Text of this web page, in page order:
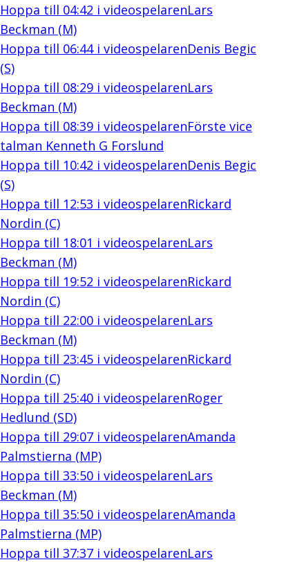
Hoppa till 04:42 i videospelarenLars
Beckman (M)
Hoppa till 06:44i videospelarenDenis Begic
(S)
Hoppa till 08:29i videospelarenLars
Beckman (M)
Hoppa till 08:39i videospelarenFörste vice
talman Kenneth G Forslund
Hoppa till 10:42 i videospelarenDenis Begic
(S)
Hoppa till 12:53 i videospelarenRickard
Nordin (C)
Hoppa till 18:01 i videospelarenLars
Beckman (M)
Hoppa till 19:52 i videospelarenRickard
Nordin (C)
Hoppa till 22:00i videospelarenLars
Beckman (M)
Hoppa till 23:45i videospelarenRickard
Nordin (C)
Hoppa till 25:40i videospelarenRoger
Hedlund (SD)
Hoppa till 29:07i videospelarenAmanda
Palmstierna (MP)
Hoppa till 33:50i videospelarenLars
Beckman (M)
Hoppa till 35:50i videospelarenAmanda
Palmstierna (MP)
Hoppa till 37:37i videospelarenLars